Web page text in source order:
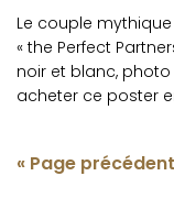
Le couple
« the Perfect
noir et blanc, photo
acheter ce poster en
« Page